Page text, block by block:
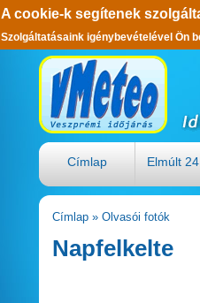
A cookie-k segítenek
Szolgáltatásaink igénybevételével Ön
Címlap Elmúlt
Címlap » Olvasói fotók
Napfelkelte